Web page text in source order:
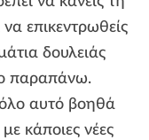
επικεντρωθείς
δουλειάς
παραπάνω.
όλο αυτό βοηθά
κάποιες νέες